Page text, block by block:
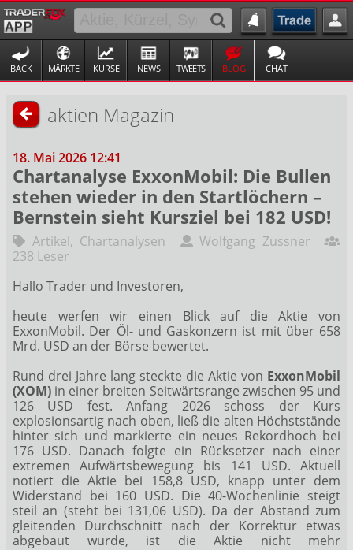
BACK MÄRKTE KURSE NEWS TWEETS BLOG CHAT
aktien Magazin
18. Mai 2026 12:41
Chartanalyse ExxonMobil: Die Bullen
stehen wieder in den Startlöchern –
Bernstein sieht Kursziel bei 182 USD!
Artikel, Chartanalysen
Wolfgang Zussner
238 Leser
Hallo Trader und Investoren,
heute werfen wir einen Blick auf die Aktie von
ExxonMobil. Der Öl- und Gaskonzern ist mit über 658
Mrd. USD an der Börse bewertet.
Rund drei Jahre lang steckte die Aktie von ExxonMobil
(XOM) in einer breiten Seitwärtsrange zwischen 95 und
126 USD fest. Anfang 2026 schoss der Kurs
explosionsartig nach oben, ließ die alten Höchststände
hinter sich und markierte ein neues Rekordhoch bei
176 USD. Danach folgte ein Rücksetzer nach einer
extremen Aufwärtsbewegung bis 141 USD. Aktuell
notiert die Aktie bei 158,8 USD, knapp unter dem
Widerstand bei 160 USD. Die 40-Wochenlinie steigt
steil an (steht bei 131,06 USD). Da der Abstand zum
gleitenden Durchschnitt nach der Korrektur etwas
abgebaut wurde, ist die Aktie nicht mehr